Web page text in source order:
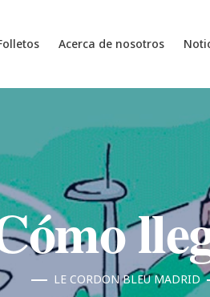
Acerca de nosotros
LE CORDON BLEU MADRID